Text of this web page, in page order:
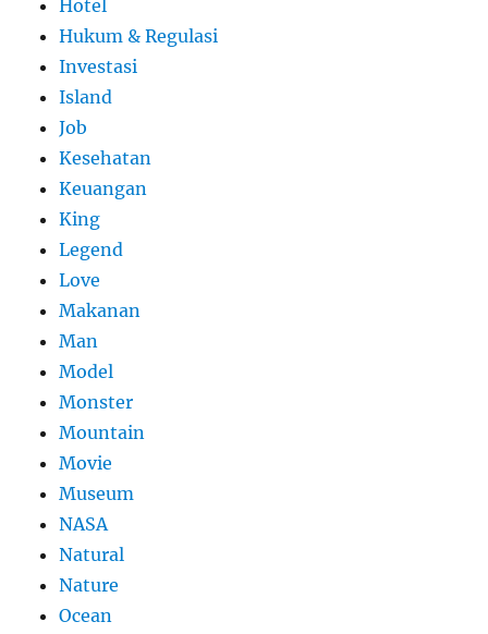
Hotel
Hukum & Regulasi
Investasi
Island
Job
Kesehatan
Keuangan
King
Legend
Love
Makanan
Man
Model
Monster
Mountain
Movie
Museum
NASA
Natural
Nature
Ocean